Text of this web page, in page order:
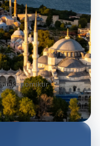
ekonomiktir